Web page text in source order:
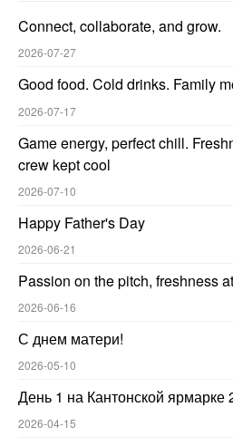
Connect, collaborate, and grow.
2026-07-27
Good food. Cold drinks. Family
2026-07-17
Game energy, perfect chill.
crew kept cool
2026-07-10
Happy Father's Day
2026-06-21
Passion on the pitch, freshness
2026-06-16
С днем матери!
2026-05-10
День 1 на Кантонской ярмарке
2026-04-15